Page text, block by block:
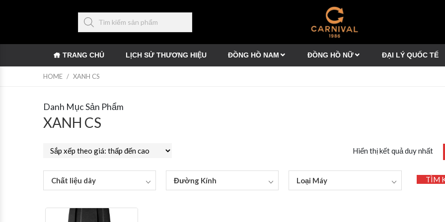
TRANG CHỦ LỊCH SỬ THƯƠNG HIỆU ĐỒNG HỒ NAM ĐỒNG HỒ NỮ ĐẠI LÝ QUỐC TẾ
HOME / XANH CS
Danh Mục Sản Phẩm
XANH CS
Hiển thị kết quả duy nhất
Chất liệu dây Đường Kính Loại Máy TÌM